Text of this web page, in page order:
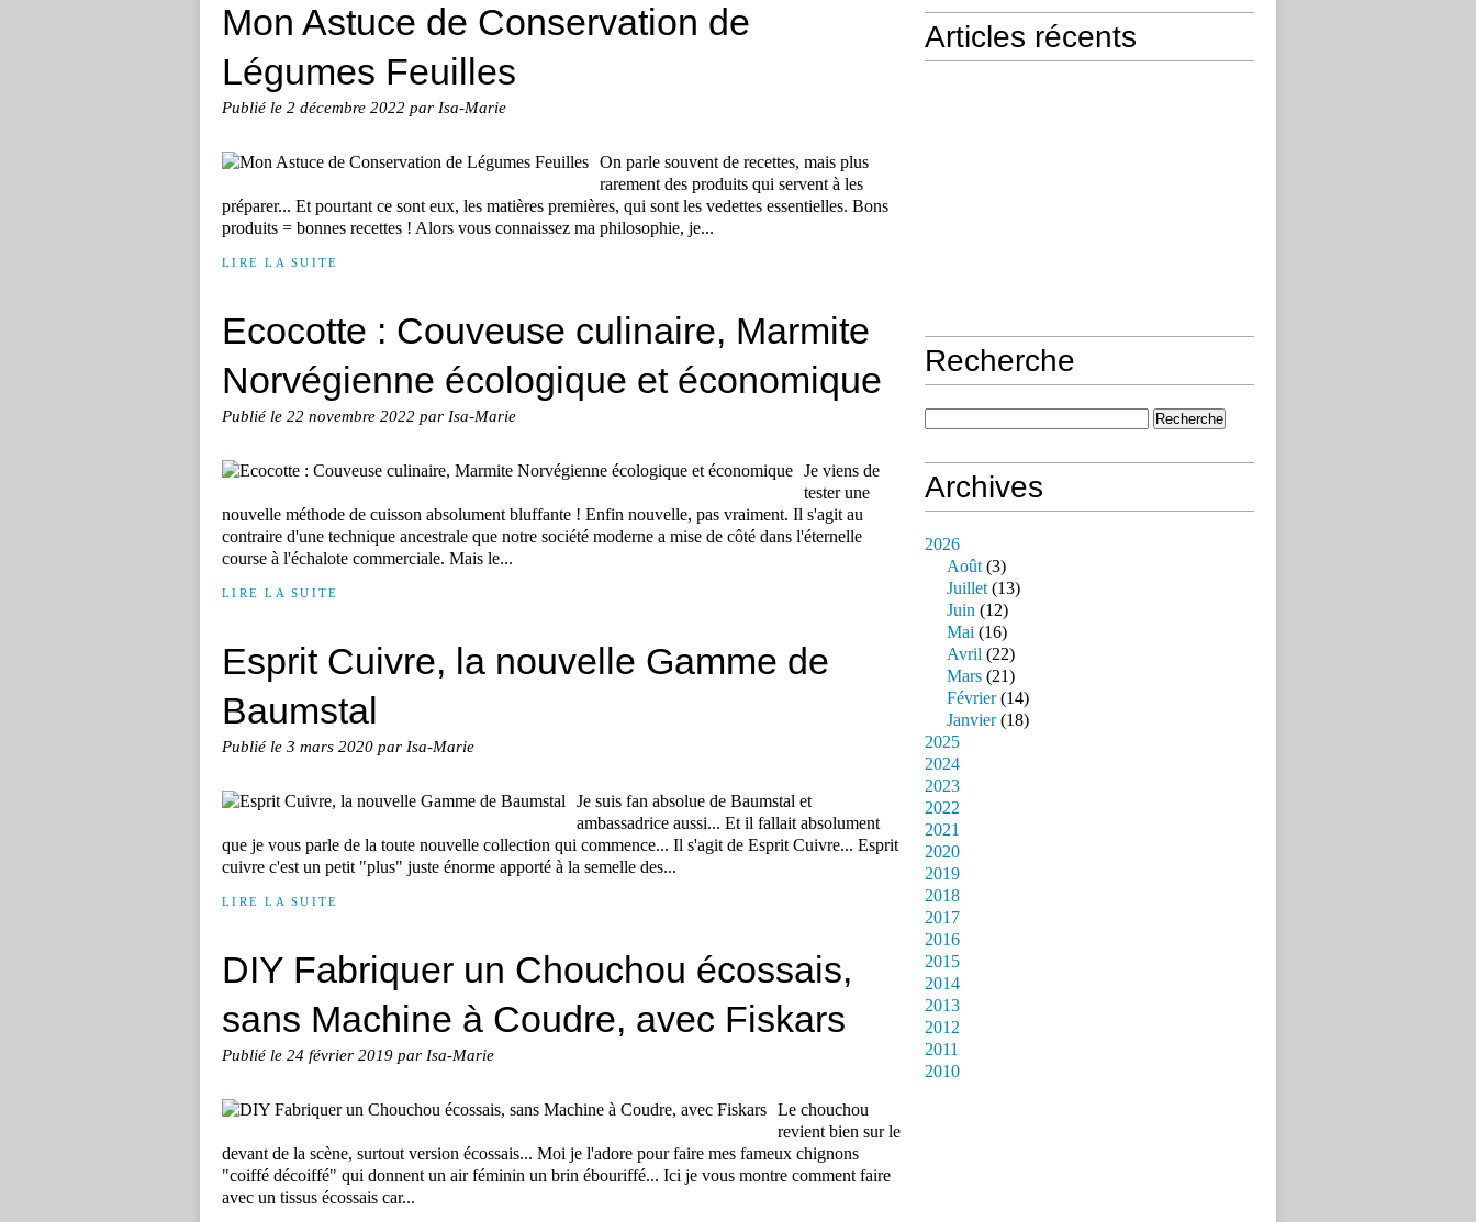
Mon Astuce de Conservation de
Légumes Feuilles
Publié le 2 décembre 2022 par Isa-Marie
On parle souvent de recettes, mais plus
rarement des produits qui servent à les
préparer... Et pourtant ce sont eux, les matières premières, qui sont les vedettes essentielles. Bons
produits = bonnes recettes ! Alors vous connaissez ma philosophie, je...
LIRE LA SUITE
Ecocotte : Couveuse culinaire, Marmite
Norvégienne écologique et économique
Publié le 22 novembre 2022 par Isa-Marie
Je viens de
tester une
nouvelle méthode de cuisson absolument bluffante ! Enfin nouvelle, pas vraiment. Il s'agit au
contraire d'une technique ancestrale que notre société moderne a mise de côté dans l'éternelle
course à l'échalote commerciale. Mais le...
LIRE LA SUITE
Esprit Cuivre, la nouvelle Gamme de
Baumstal
Publié le 3 mars 2020 par Isa-Marie
Je suis fan absolue de Baumstal et
ambassadrice aussi... Et il fallait absolument
que je vous parle de la toute nouvelle collection qui commence... Il s'agit de Esprit Cuivre... Esprit
cuivre c'est un petit "plus" juste énorme apporté à la semelle des...
LIRE LA SUITE
DIY Fabriquer un Chouchou écossais,
sans Machine à Coudre, avec Fiskars
Publié le 24 février 2019 par Isa-Marie
Le chouchou
revient bien sur le
devant de la scène, surtout version écossais... Moi je l'adore pour faire mes fameux chignons
"coiffé décoiffé" qui donnent un air féminin un brin ébouriffé... Ici je vous montre comment faire
avec un tissus écossais car...
Articles récents
Recherche
Archives
2026
Août(3)
Juillet(13)
Juin (12)
Mai (16)
Avril (22)
Mars (21)
Février(14)
Janvier(18)
2025
2024
2023
2022
2021
2020
2019
2018
2017
2016
2015
2014
2013
2012
2011
2010